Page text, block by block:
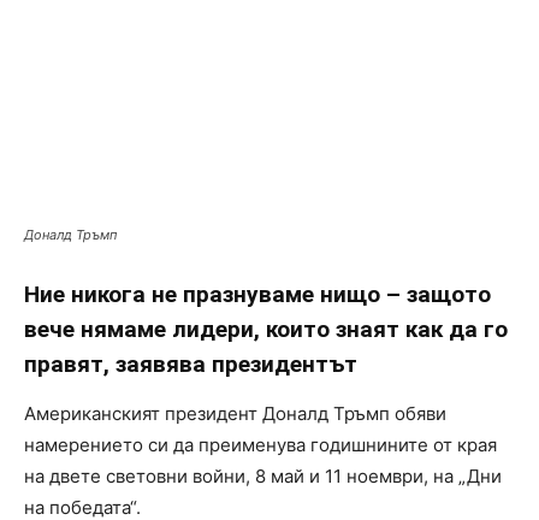
Доналд Тръмп
Ние никога не празнуваме нищо – защото
вече нямаме лидери, които знаят как да го
правят, заявява президентът
Американският президент Доналд Тръмп обяви
намерението си да преименува годишнините от края
на двете световни войни, 8 май и 11 ноември, на „Дни
на победата“.